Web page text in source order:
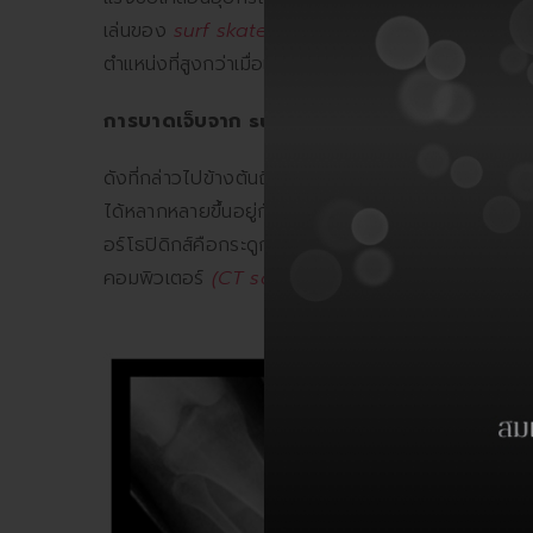
เล่นของ surf skate
จึงมีโอกาสทำให้มีการลื่นตกมา
ตำแหน่งที่สูงกว่าเมื่อเปรียบเทียบกับ
การบาดเจ็บจาก surf skate
ดังที่กล่าวไปข้างต้นถึงโอกาสที่จะทำให้เกิดอุบัติเหตุด้
ได้หลากหลายขึ้นอยู่กับว่าตำแหน่งใดของร่างกายจะ
อร์โธปิดิกส์คือกระดูกหัก โดยส่วนมากมักจะเป็นกระดู
คอมพิวเตอร์ (CT scan)